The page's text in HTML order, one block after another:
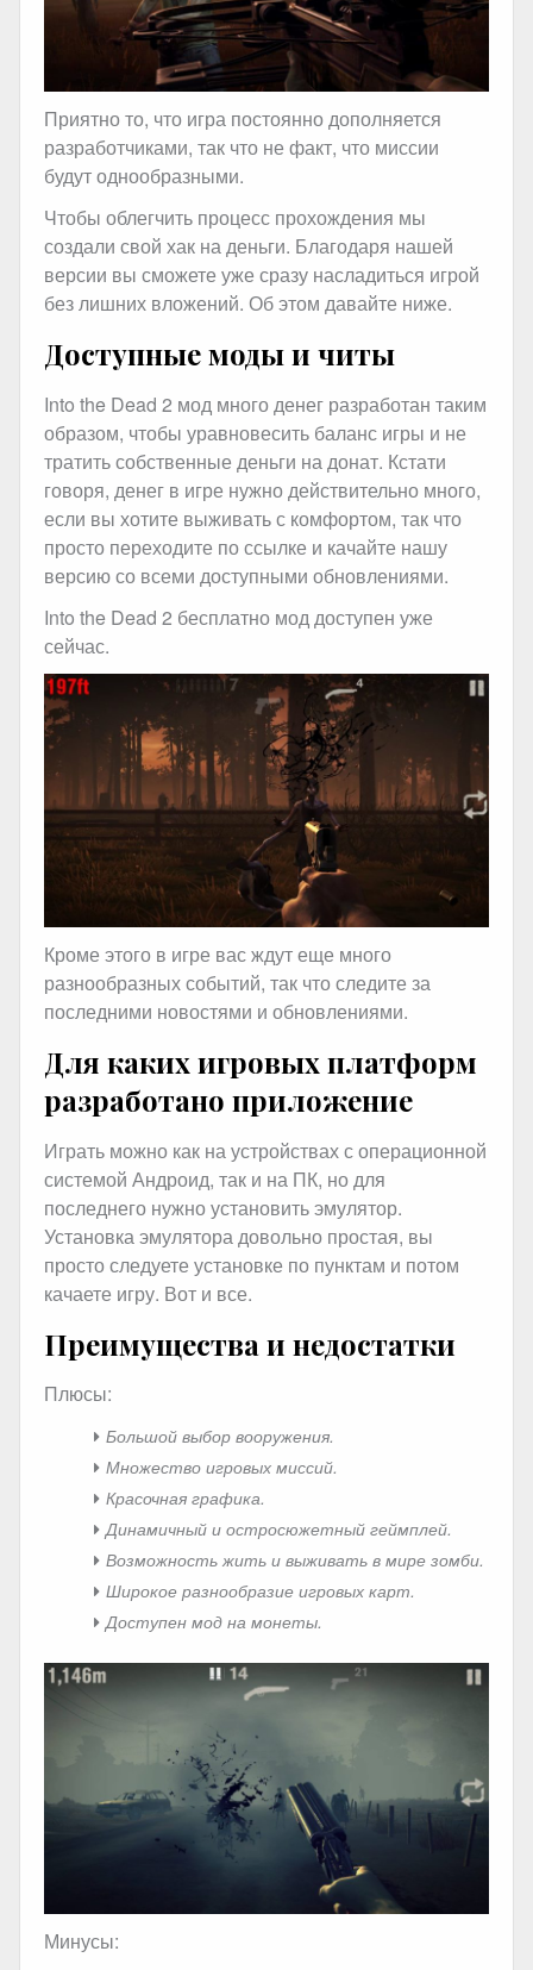
Приятно то, что игра постоянно дополняется
разработчиками, так что не факт, что миссии
будут однообразными.
Чтобы облегчить процесс прохождения мы
создали свой хак на деньги. Благодаря нашей
версии вы сможете уже сразу насладиться игрой
без лишних вложений. Об этом давайте ниже.
Доступные моды и читы
Into the Dead 2 мод много денег разработан таким
образом, чтобы уравновесить баланс игры и не
тратить собственные деньги на донат. Кстати
говоря, денег в игре нужно действительно много,
если вы хотите выживать с комфортом, так что
просто переходите по ссылке и качайте нашу
версию со всеми доступными обновлениями.
Into the Dead 2 бесплатно мод доступен уже
сейчас.
Кроме этого в игре вас ждут еще много
разнообразных событий, так что следите за
последними новостями и обновлениями.
Для каких игровых платформ
разработано приложение
Играть можно как на устройствах с операционной
системой Андроид, так и на ПК, но для
последнего нужно установить эмулятор.
Установка эмулятора довольно простая, вы
просто следуете установке по пунктам и потом
качаете игру. Вот и все.
Преимущества и недостатки
Плюсы:
Большой выбор вооружения.
Множество игровых миссий.
Красочная графика.
Динамичный и остросюжетный геймплей.
Возможность жить и выживать в мире зомби.
Широкое разнообразие игровых карт.
Доступен мод на монеты.
Минусы: